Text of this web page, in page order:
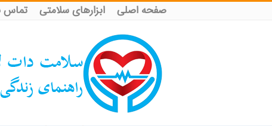
صفحه اصلی ابزارهای سلامتی تماس